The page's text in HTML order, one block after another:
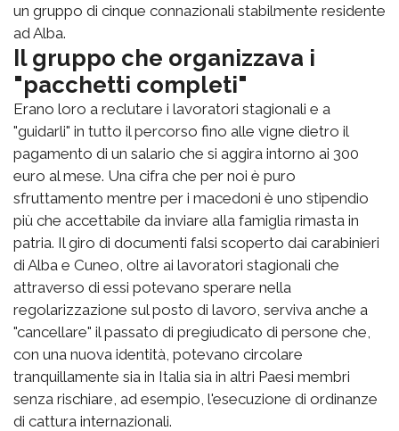
un gruppo di cinque connazionali stabilmente residente
ad Alba.
Il gruppo che organizzava i
"pacchetti completi"
Erano loro a reclutare i lavoratori stagionali e a
"guidarli" in tutto il percorso fino alle vigne dietro il
pagamento di un salario che si aggira intorno ai 300
euro al mese. Una cifra che per noi è puro
sfruttamento mentre per i macedoni è uno stipendio
più che accettabile da inviare alla famiglia rimasta in
patria. Il giro di documenti falsi scoperto dai carabinieri
di Alba e Cuneo, oltre ai lavoratori stagionali che
attraverso di essi potevano sperare nella
regolarizzazione sul posto di lavoro, serviva anche a
"cancellare" il passato di pregiudicato di persone che,
con una nuova identità, potevano circolare
tranquillamente sia in Italia sia in altri Paesi membri
senza rischiare, ad esempio, l'esecuzione di ordinanze
di cattura internazionali.